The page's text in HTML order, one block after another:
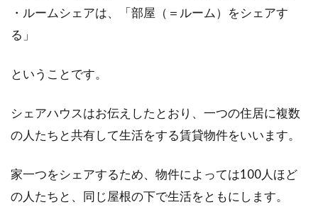
念願のマイホームを購入するとき、夫婦が分割
して資金を出す「共有名義」にするケースが見
・ルームシェアは、「部屋（＝ルーム）をシェアす
る」
ということです。
シェアハウスはお伝えしたとおり、一つの住居に複数
の人たちと共有して生活をする賃貸物件をいいます。
家一つをシェアするため、物件によっては100人ほど
の人たちと、同じ屋根の下で生活をともにします。